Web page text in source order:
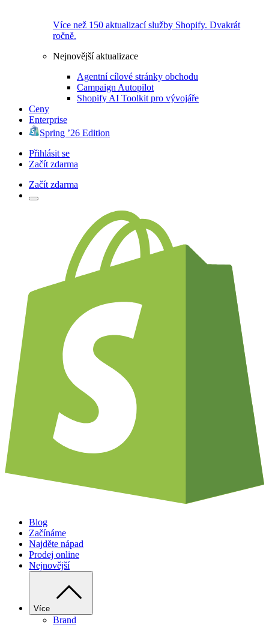
Více než 150 aktualizací služby Shopify. Dvakrát
ročně.
Nejnovější aktualizace
Agentní cílové stránky obchodu
Campaign Autopilot
Shopify AI Toolkit pro vývojáře
Ceny
Enterprise
Spring ’26 Edition
Přihlásit se
Začít zdarma
Začít zdarma
Blog
Začínáme
Najděte nápad
Prodej online
Nejnovější
Více
Brand